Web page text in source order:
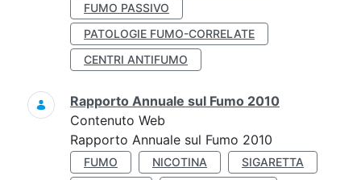
FUMO PASSIVO
PATOLOGIE FUMO-CORRELATE
CENTRI ANTIFUMO
Rapporto Annuale sul Fumo 2010
Contenuto Web
Rapporto Annuale sul Fumo 2010
FUMO NICOTINA
SIGARETTA